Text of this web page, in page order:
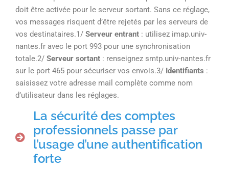
doit être activée pour le serveur sortant. Sans ce réglage,
vos messages risquent d’être rejetés par les serveurs de
vos destinataires.1/ Serveur entrant : utilisez imap.univ-
nantes.fr avec le port 993 pour une synchronisation
totale.2/ Serveur sortant : renseignez smtp.univ-nantes.fr
sur le port 465 pour sécuriser vos envois.3/ Identifiants :
saisissez votre adresse mail complète comme nom
d’utilisateur dans les réglages.
La sécurité des comptes
professionnels passe par
l’usage d’une authentification
forte